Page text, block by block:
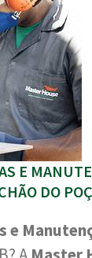
E
DO
e